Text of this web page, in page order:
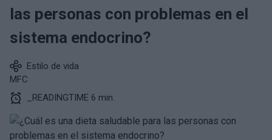
las personas con problemas en el
sistema endocrino?
Estilo de vida
MFC
_READINGTIME 6 min.